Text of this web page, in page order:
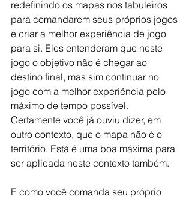
redefinindo os mapas nos tabuleiros
para comandarem seus próprios jogos
e criar a melhor experiência de jogo
para si. Eles entenderam que neste
jogo o objetivo não é chegar ao
destino final, mas sim continuar no
jogo com a melhor experiência pelo
máximo de tempo possível.
Certamente você já ouviu dizer, em
outro contexto, que o mapa não é o
território. Está é uma boa máxima para
ser aplicada neste contexto também.
E como você comanda seu próprio